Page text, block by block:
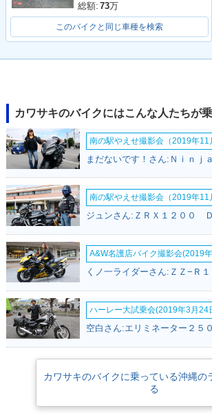
総額: 73万
このバイクと同じ車種を検索
カワサキのバイクにはこんな人たちが
南の駅やえせ撮影会（2019年11
南の駅やえせ撮影会（2019年11
ジュンさん:ＺＲＸ１２００
A&W名護店バイク撮影会(2019
くノ一ライダーさん:ＺＺ−Ｒ
ハーレー大試乗会(2019年3月24
空白さん:エリミネーター２５
カワサキのバイクに乗っている沖縄の
る